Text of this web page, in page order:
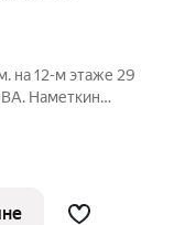
на 12-м этаже 29
Наметкин
Москвы.